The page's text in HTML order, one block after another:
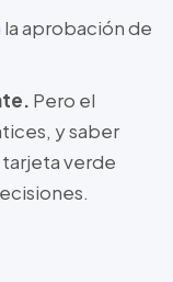
la aprobación de
Pero el
y saber
verde